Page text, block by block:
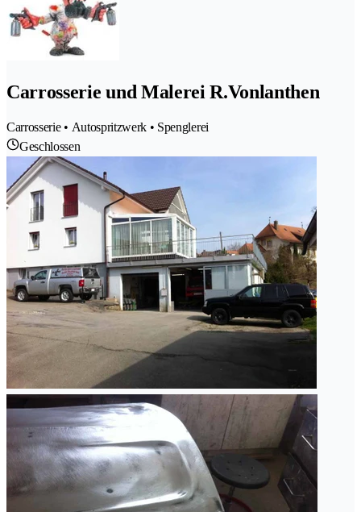
Carrosserie und Malerei R.Vonlanthen
Carrosserie • Autospritzwerk • Spenglerei
Geschlossen